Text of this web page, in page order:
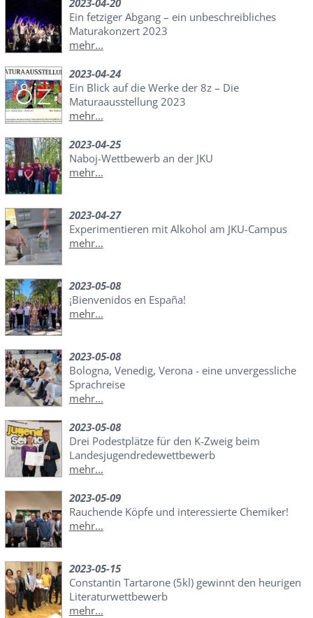
Ein fetziger Abgang – ein unbeschreibliches
Maturakonzert 2023
mehr...
2023-04-24
Ein Blick auf die Werke der 8z – Die
Maturaausstellung 2023
mehr...
2023-04-25
Naboj-Wettbewerb an der JKU
mehr...
2023-04-27
Experimentieren mit Alkohol am JKU-Campus
mehr...
2023-05-08
¡Bienvenidos en España!
mehr...
2023-05-08
Bologna, Venedig, Verona - eine unvergessliche
Sprachreise
mehr...
2023-05-08
Drei Podestplätze für den K-Zweig beim
Landesjugendredewettbewerb
mehr...
2023-05-09
Rauchende Köpfe und interessierte Chemiker!
mehr...
2023-05-15
Constantin Tartarone (5kl) gewinnt den heurigen
Literaturwettbewerb
mehr...